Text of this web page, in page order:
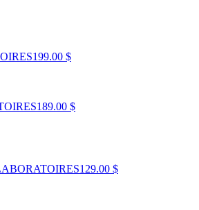
199.00 $
189.00 $
129.00 $